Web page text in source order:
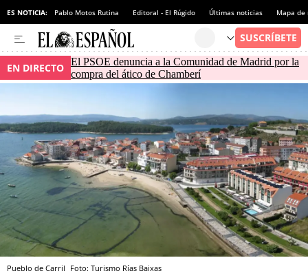
ES NOTICIA: Pablo Motos Rutina Editoral - El Rúgido Últimas noticias Mapa
EN DIRECTO El PSOE denuncia a la Comunidad de Madrid por la
compra del ático de Chamberí
Pueblo de Carril Foto: Turismo Rías Baixas